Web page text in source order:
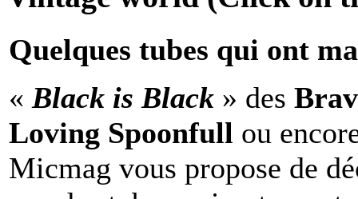
Quelques tubes qui ont
« Black is Black » des
Loving Spoonfull ou
Micmag vous propose de